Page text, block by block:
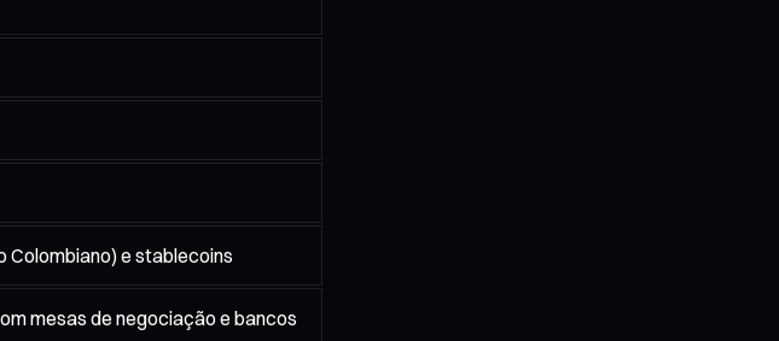
Colombiano) e stablecoins
mesas de negociação e bancos